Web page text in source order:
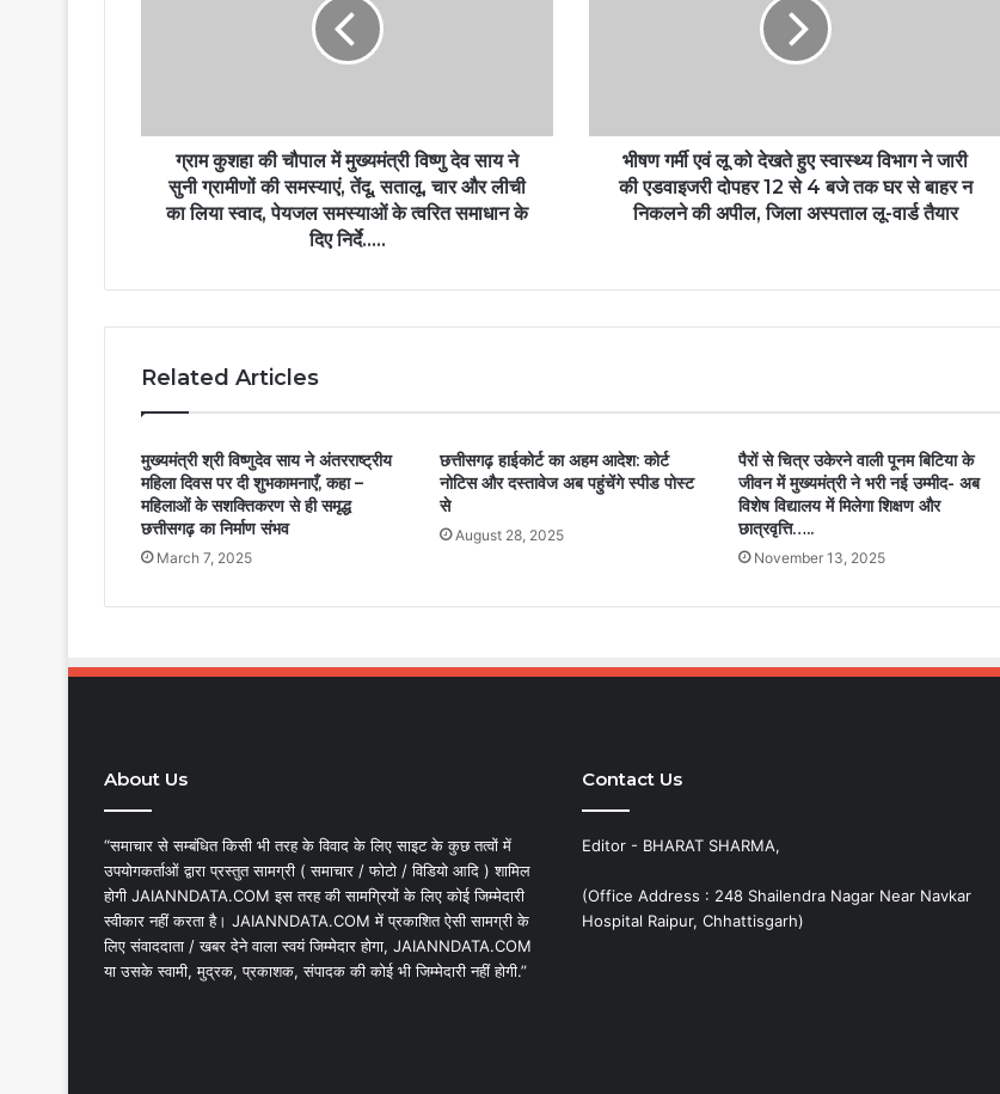
ग्राम कुशहा की चौपाल में मुख्यमंत्री विष्णु देव साय ने
सुनी ग्रामीणों की समस्याएं, तेंदू, सतालू, चार और लीची
का लिया स्वाद, पेयजल समस्याओं के त्वरित समाधान के
दिए निर्दे…..
भीषण गर्मी एवं लू को देखते हुए स्वास्थ्य विभाग ने जारी
की एडवाइजरी दोपहर 12 से 4 बजे तक घर से बाहर न
निकलने की अपील, जिला अस्पताल लू-वार्ड तैयार
Related Articles
मुख्यमंत्री श्री विष्णुदेव साय ने अंतरराष्ट्रीय
महिला दिवस पर दी शुभकामनाएँ, कहा –
महिलाओं के सशक्तिकरण से ही समृद्ध
छत्तीसगढ़ का निर्माण संभव
March 7, 2025
छत्तीसगढ़ हाईकोर्ट का अहम आदेश: कोर्ट
नोटिस और दस्तावेज अब पहुंचेंगे स्पीड पोस्ट
से
August 28, 2025
पैरों से चित्र उकेरने वाली पूनम बिटिया के
जीवन में मुख्यमंत्री ने भरी नई उम्मीद- अब
विशेष विद्यालय में मिलेगा शिक्षण और
छात्रवृत्ति…..
November 13, 2025
About Us
“समाचार से सम्बंधित किसी भी तरह के विवाद के लिए साइट के कुछ तत्वों में
उपयोगकर्ताओं द्वारा प्रस्तुत सामग्री ( समाचार / फोटो / विडियो आदि ) शामिल
होगी JAIANNDATA.COM इस तरह की सामग्रियों के लिए कोई जिम्मेदारी
स्वीकार नहीं करता है। JAIANNDATA.COM में प्रकाशित ऐसी सामग्री के
लिए संवाददाता / खबर देने वाला स्वयं जिम्मेदार होगा, JAIANNDATA.COM
या उसके स्वामी, मुद्रक, प्रकाशक, संपादक की कोई भी जिम्मेदारी नहीं होगी.”
Contact Us
Editor - BHARAT SHARMA,
(Office Address : 248 Shailendra Nagar Near Navkar
Hospital Raipur, Chhattisgarh)